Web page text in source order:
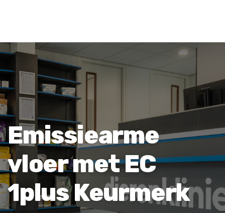
Emissiearme
vloer met EC
1plus Keurmerk